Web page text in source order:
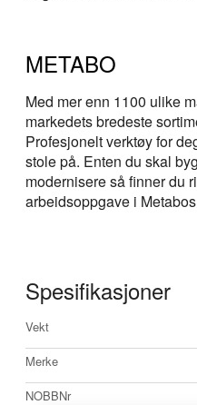
METABO
Med mer enn 1100 ulike
markedets bredeste
Profesjonelt verktøy for
stole på. Enten du skal
modernisere så finner du
arbeidsoppgave i
Spesifikasjoner
Mer
informasjon
Vekt
Merke
NOBBNr